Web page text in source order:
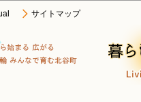
サイトマップ